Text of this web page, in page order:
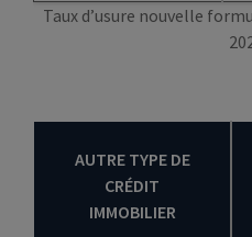
Taux d’usure nouvelle
AUTRE TYPE DE
CRÉDIT
IMMOBILIER